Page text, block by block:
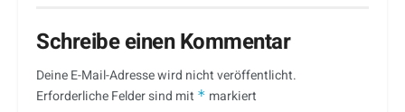
Schreibe einen Kommentar
Deine E-Mail-Adresse wird nicht veröffentlicht.
Erforderliche Felder sind mit * markiert